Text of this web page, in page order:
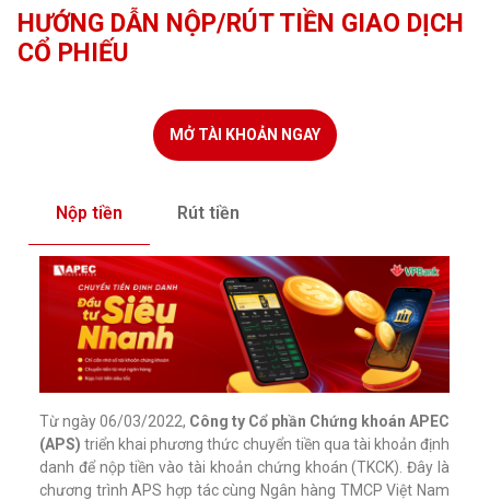
Cổ phiếu
Trái phiếu
HƯỚNG DẪN NỘP/RÚT TIỀN GIAO DỊCH
CỔ PHIẾU
MỞ TÀI KHOẢN NGAY
Nộp tiền Rút tiền
Từ ngày 06/03/2022, Công ty Cổ phần Chứng khoán APEC
(APS) triển khai phương thức chuyển tiền qua tài khoản định
danh để nộp tiền vào tài khoản chứng khoán (TKCK). Đây là
chương trình APS hợp tác cùng Ngân hàng TMCP Việt Nam